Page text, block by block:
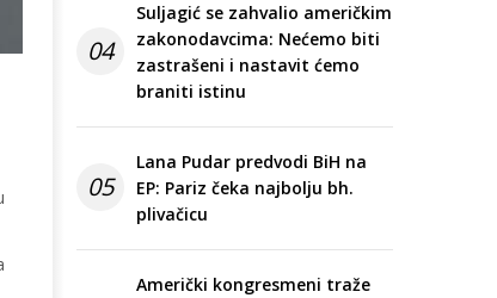
04
Suljagić se zahvalio američkim
zakonodavcima: Nećemo biti
zastrašeni i nastavit ćemo
braniti istinu
05
Lana Pudar predvodi BiH na
EP: Pariz čeka najbolju bh.
plivačicu
Američki kongresmeni traže